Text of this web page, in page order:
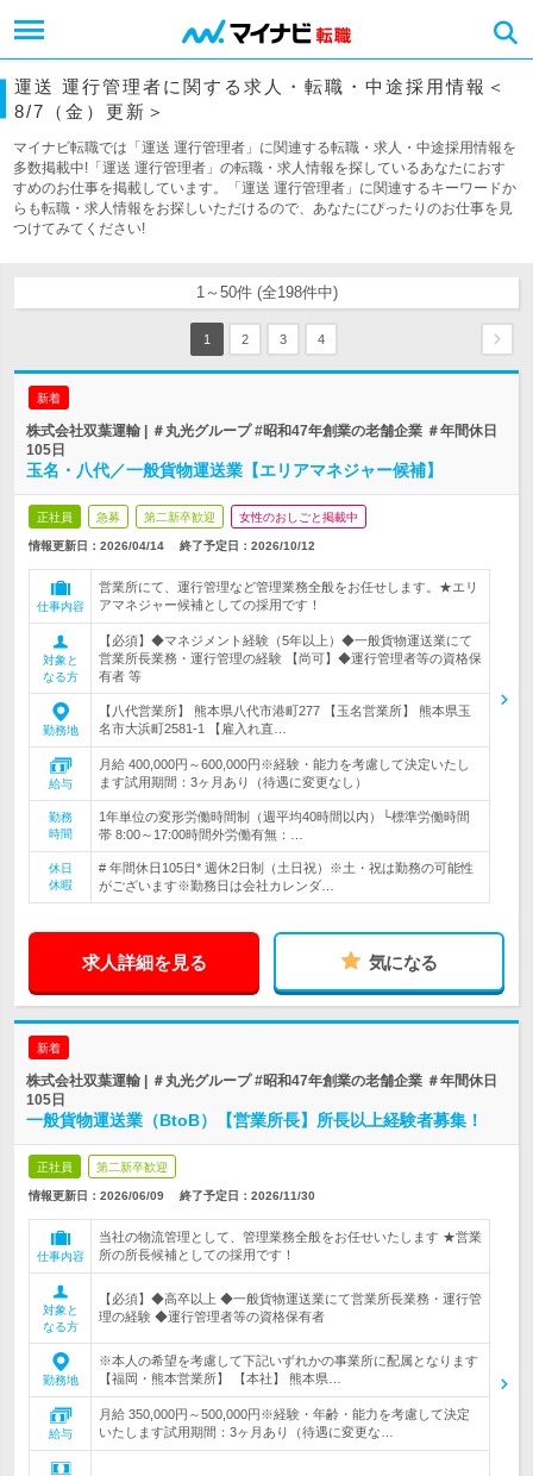
運送 運行管理者に関する求人・転職・中途採用情報＜
8/7（金）更新＞
マイナビ転職では「運送 運行管理者」に関連する転職・求人・中途採用情報を
多数掲載中!「運送 運行管理者」の転職・求人情報を探しているあなたにおす
すめのお仕事を掲載しています。「運送 運行管理者」に関連するキーワードか
らも転職・求人情報をお探しいただけるので、あなたにぴったりのお仕事を見
つけてみてください!
1～50件 (全198件中)
1 2 3 4
新着
株式会社双葉運輸 | ＃丸光グループ #昭和47年創業の老舗企業 ＃年間休日
105日
玉名・八代／一般貨物運送業【エリアマネジャー候補】
正社員 急募 第二新卒歓迎 女性のおしごと掲載中
情報更新日：2026/04/14 終了予定日： 2026/10/12
仕事内容
営業所にて、運行管理など管理業務全般をお任せします。★エリ
アマネジャー候補としての採用です！
対象と
なる方
【必須】◆マネジメント経験（5年以上）◆一般貨物運送業にて
営業所長業務・運行管理の経験 【尚可】◆運行管理者等の資格保
有者 等
勤務地
【八代営業所】 熊本県八代市港町277 【玉名営業所】 熊本県玉
名市大浜町2581-1 【雇入れ直…
給与
月給 400,000円～600,000円※経験・能力を考慮して決定いたし
ます試用期間：3ヶ月あり（待遇に変更なし）
勤務
時間
1年単位の変形労働時間制（週平均40時間以内）└標準労働時間
帯 8:00～17:00時間外労働有無：…
休日
休暇
# 年間休日105日* 週休2日制（土日祝）※土・祝は勤務の可能性
がございます※勤務日は会社カレンダ…
求人詳細を見る 気になる
新着
株式会社双葉運輸 | ＃丸光グループ #昭和47年創業の老舗企業 ＃年間休日
105日
一般貨物運送業（BtoB）【営業所長】所長以上経験者募集！
正社員 第二新卒歓迎
情報更新日：2026/06/09 終了予定日： 2026/11/30
仕事内容
当社の物流管理として、管理業務全般をお任せいたします ★営業
所の所長候補としての採用です！
対象と
なる方
【必須】◆高卒以上 ◆一般貨物運送業にて営業所長業務・運行管
理の経験 ◆運行管理者等の資格保有者
勤務地
※本人の希望を考慮して下記いずれかの事業所に配属となります
【福岡・熊本営業所】 【本社】 熊本県…
給与
月給 350,000円～500,000円※経験・年齢・能力を考慮して決定
いたします試用期間：3ヶ月あり（待遇に変更な…